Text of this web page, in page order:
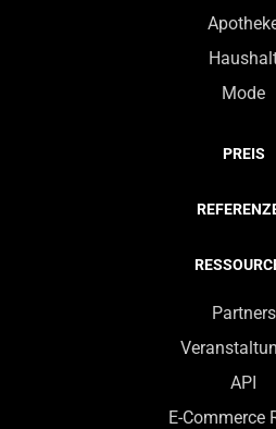
Mode
PREIS
Partners
API
E-Commerce